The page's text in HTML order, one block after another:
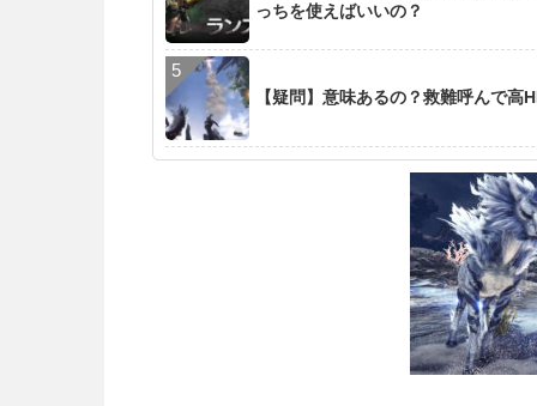
っちを使えばいいの？
【疑問】意味あるの？救難呼んで高